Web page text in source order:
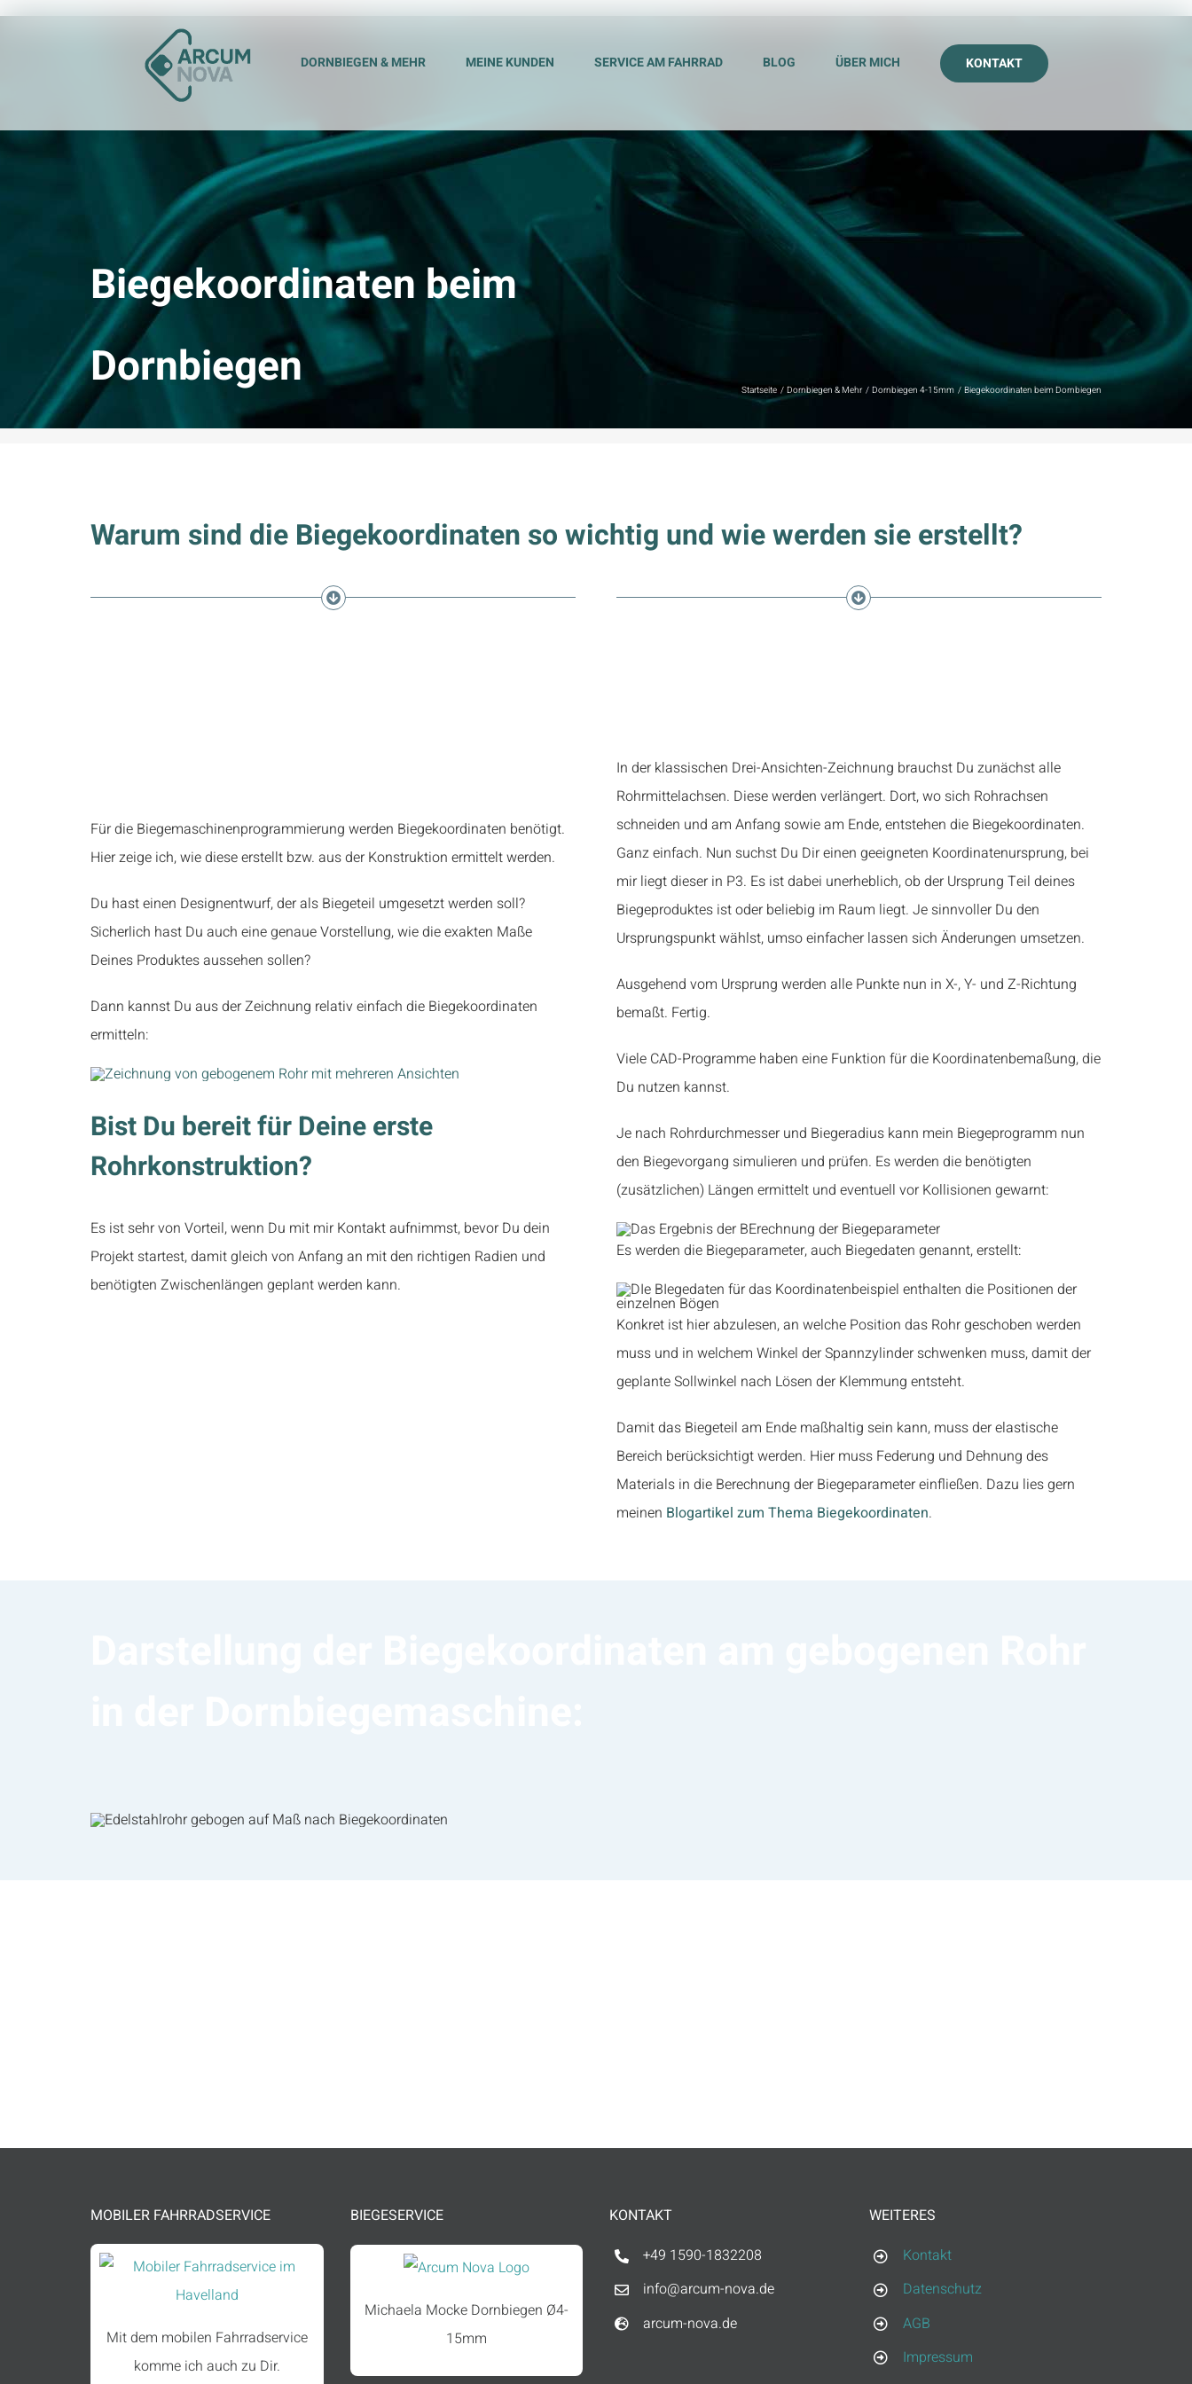
Zum
DORNBIEGEN & MEHR MEINE KUNDEN SERVICE AM FAHRRAD BLOG ÜBER MICH KONTAKT
Biegekoordinaten beim
Dornbiegen
Startseite Dornbiegen & Mehr Dornbiegen 4-15mm Biegekoordinaten beim Dornbiegen
Warum sind die Biegekoordinaten so wichtig und wie werden sie erstellt?
Für die Biegemaschinenprogrammierung werden Biegekoordinaten benötigt.
Hier zeige ich, wie diese erstellt bzw. aus der Konstruktion ermittelt werden.
Du hast einen Designentwurf, der als Biegeteil umgesetzt werden soll?
Sicherlich hast Du auch eine genaue Vorstellung, wie die exakten Maße
Deines Produktes aussehen sollen?
Dann kannst Du aus der Zeichnung relativ einfach die Biegekoordinaten
ermitteln:
Bist Du bereit für Deine erste
Rohrkonstruktion?
Es ist sehr von Vorteil, wenn Du mit mir Kontakt aufnimmst, bevor Du dein
Projekt startest, damit gleich von Anfang an mit den richtigen Radien und
benötigten Zwischenlängen geplant werden kann.
In der klassischen Drei-Ansichten-Zeichnung brauchst Du zunächst alle
Rohrmittelachsen. Diese werden verlängert. Dort, wo sich Rohrachsen
schneiden und am Anfang sowie am Ende, entstehen die Biegekoordinaten.
Ganz einfach. Nun suchst Du Dir einen geeigneten Koordinatenursprung, bei
mir liegt dieser in P3. Es ist dabei unerheblich, ob der Ursprung Teil deines
Biegeproduktes ist oder beliebig im Raum liegt. Je sinnvoller Du den
Ursprungspunkt wählst, umso einfacher lassen sich Änderungen umsetzen.
Ausgehend vom Ursprung werden alle Punkte nun in X-, Y- und Z-Richtung
bemaßt. Fertig.
Viele CAD-Programme haben eine Funktion für die Koordinatenbemaßung, die
Du nutzen kannst.
Je nach Rohrdurchmesser und Biegeradius kann mein Biegeprogramm nun
den Biegevorgang simulieren und prüfen. Es werden die benötigten
(zusätzlichen) Längen ermittelt und eventuell vor Kollisionen gewarnt:
Es werden die Biegeparameter, auch Biegedaten genannt, erstellt:
Konkret ist hier abzulesen, an welche Position das Rohr geschoben werden
muss und in welchem Winkel der Spannzylinder schwenken muss, damit der
geplante Sollwinkel nach Lösen der Klemmung entsteht.
Damit das Biegeteil am Ende maßhaltig sein kann, muss der elastische
Bereich berücksichtigt werden. Hier muss Federung und Dehnung des
Materials in die Berechnung der Biegeparameter einfließen. Dazu lies gern
meinen Blogartikel zum Thema Biegekoordinaten.
MOBILER FAHRRADSERVICE
Mit dem mobilen Fahrradservice
komme ich auch zu Dir.
BIEGESERVICE
Michaela Mocke Dornbiegen Ø4-
15mm
KONTAKT
+49 1590-1832208
info@arcum-nova.de
arcum-nova.de
WEITERES
Kontakt
Datenschutz
AGB
Impressum